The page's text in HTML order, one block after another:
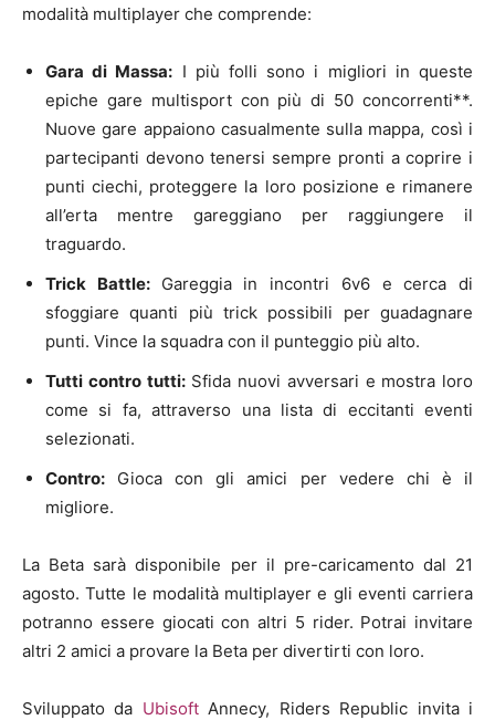
modalità multiplayer che comprende:
Gara di Massa: I più folli sono i migliori in queste
epiche gare multisport con più di 50 concorrenti**.
Nuove gare appaiono casualmente sulla mappa, così i
partecipanti devono tenersi sempre pronti a coprire i
punti ciechi, proteggere la loro posizione e rimanere
all’erta mentre gareggiano per raggiungere il
traguardo.
Trick Battle: Gareggia in incontri 6v6 e cerca di
sfoggiare quanti più trick possibili per guadagnare
punti. Vince la squadra con il punteggio più alto.
Tutti contro tutti:Sfida nuovi avversari e mostra loro
come si fa, attraverso una lista di eccitanti eventi
selezionati.
Contro: Gioca con gli amici per vedere chi è il
migliore.
La Beta sarà disponibile per il pre-caricamento dal 21
agosto. Tutte le modalità multiplayer e gli eventi carriera
potranno essere giocati con altri 5 rider. Potrai invitare
altri 2 amici a provare la Beta per divertirti con loro.
Sviluppato da UbisoftAnnecy, Riders Republic invita i